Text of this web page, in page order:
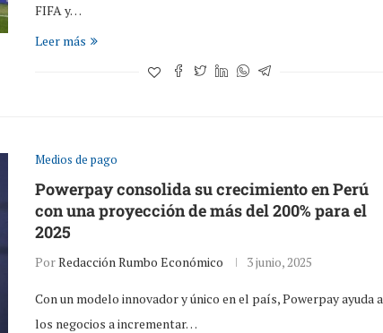
FIFA y…
Leer más
Medios de pago
Powerpay consolida su crecimiento en Perú
con una proyección de más del 200% para el
2025
PorRedacción Rumbo Económico 3 junio, 2025
Con un modelo innovador y único en el país, Powerpay ayuda a
los negocios a incrementar…